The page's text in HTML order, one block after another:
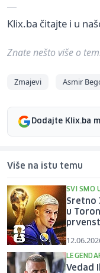
Klix.ba čitajte i u
Znate nešto više o
Zmajevi Asmir
Dodajte Klix.ba
Više na istu temu
SVI SMO
Sretno
u
Vedad